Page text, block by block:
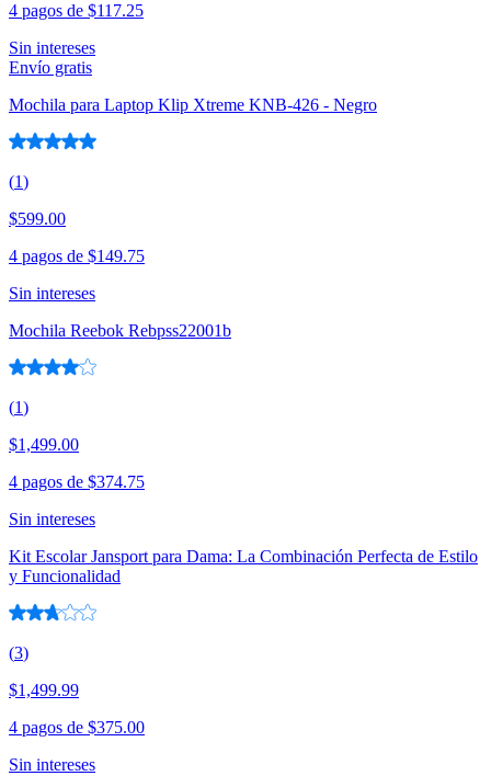
4 pagos de $117.25
Sin intereses
Envío gratis
Mochila para Laptop Klip Xtreme KNB-426 - Negro
(1)
$599.00
4 pagos de $149.75
Sin intereses
Mochila Reebok Rebpss22001b
(1)
$1,499.00
4 pagos de $374.75
Sin intereses
Kit Escolar Jansport para Dama: La Combinación Perfecta de Estilo
y Funcionalidad
(3)
$1,499.99
4 pagos de $375.00
Sin intereses